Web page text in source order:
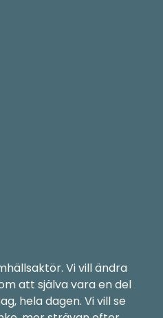
Vi vill ändra
att själva vara en del
hela dagen. Vi vill se